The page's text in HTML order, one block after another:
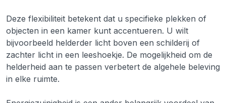
Deze flexibiliteit betekent dat u specifieke plekken of
objecten in een kamer kunt accentueren. U wilt
bijvoorbeeld helderder licht boven een schilderij of
zachter licht in een leeshoekje. De mogelijkheid om de
helderheid aan te passen verbetert de algehele beleving
in elke ruimte.